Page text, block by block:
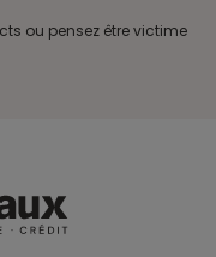
ou pensez être victime